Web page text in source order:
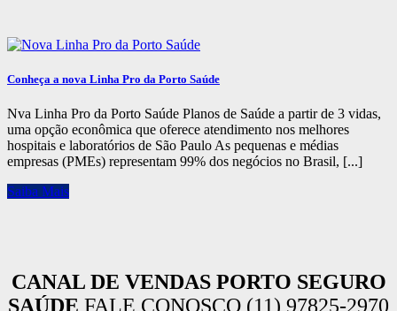
Conheça a nova Linha Pro da Porto Saúde
Nva Linha Pro da Porto Saúde Planos de Saúde a partir de 3 vidas,
uma opção econômica que oferece atendimento nos melhores
hospitais e laboratórios de São Paulo As pequenas e médias
empresas (PMEs) representam 99% dos negócios no Brasil, [...]
Saiba Mais
CANAL DE VENDAS PORTO SEGURO
SAÚDE FALE CONOSCO (11) 97825-2970